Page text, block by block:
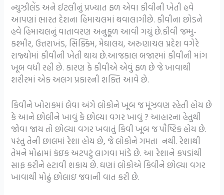
ન્યુઝીલેંડ અને ઈટલીનું પ્રખ્યાત ફળ એવા કીવીની ખેતી હવે
આપણાં ભારત દેશના હિમાચલમાં થવાલાગીછે. કીવીના છોડને
હવે હિમાચલનું વાતાવરણ અનુકૂળ આવી ગયું છે.કીવી જમ્મુ-
કશ્મીર, ઉત્તરાખંડ, સિક્કિમ, મેઘાલય, અરુણાચલ પ્રદેશ વગેરે
રાજ્યોમાં કીવીની ખેતી થાય છે.આજકાલ બજારમાં કીવીની માંગ
ખૂબ વધી રહી છે. કારણ કે કીવીએ એવું ફળ છે જે ખાવાથી
શરીરમાં એક અલગ પ્રકારની શક્તિ આવે છે.
કિવીને ખોરાકમાં લેવા અંગે લોકોને ખૂબ જ મૂંઝવણ રહેતી હોય છે
કે આને છોલીને ખાવું કે છોલ્યા વગર ખાવું ? આહારના હેતુથી
જોવા જાય તો છોલ્યા વગર ખવાતું કિવી ખૂબ જ પૌષ્ટિક હોય છે.
પરંતુ તેની છાલમાં રેશા હોય છે, જે લોકોને ગમતા નથી. રેશાથી
તેમને મોઢામાં કંઇક અટપટું લાગવા માંડે છે. આ રેશાને કપડાંથી
સાફ કરીને હટાવી શકાય છે. ઘણાં લોકોએ કિવીને છોલ્યા વગર
ખાવાથી મોઢું છોલાઇ જવાની વાત કરી છે.